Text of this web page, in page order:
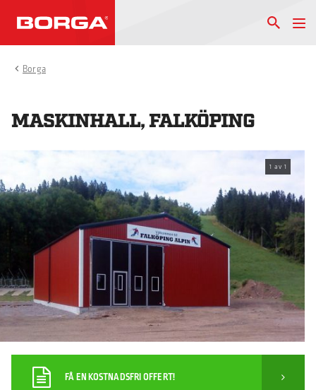
Borga
MASKINHALL, FALKÖPING
1 av 1
FÅ EN KOSTNADSFRI OFFERT!